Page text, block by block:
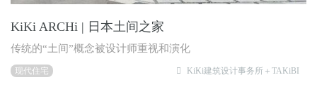
KiKi ARCHi | 日本土间之家
传统的“土间”概念被设计师重视和演化
现代住宅 KiKi建筑设计事务所＋TAKiBI